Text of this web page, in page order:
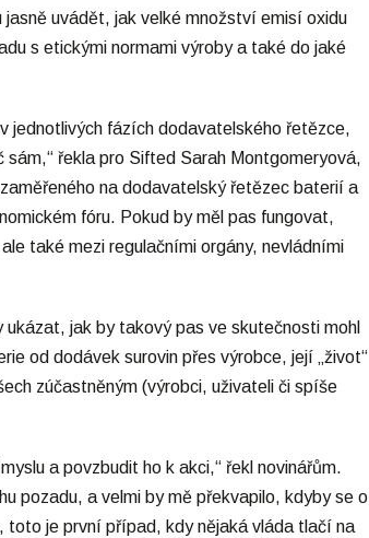
uvádět, jak velké množství emisí oxidu
s etickými normami výroby a také do jaké
jednotlivých fázích dodavatelského řetězce,
řekla pro Sifted Sarah Montgomeryová,
na dodavatelský řetězec baterií a
fóru. Pokud by měl pas fungovat,
také mezi regulačními orgány, nevládními
jak by takový pas ve skutečnosti mohl
od dodávek surovin přes výrobce, její „život“
zúčastněným (výrobci, uživateli či spíše
a povzbudit ho k akci,“ řekl novinářům.
pozadu, a velmi by mě překvapilo, kdyby se o
toto je první případ, kdy nějaká vláda tlačí na